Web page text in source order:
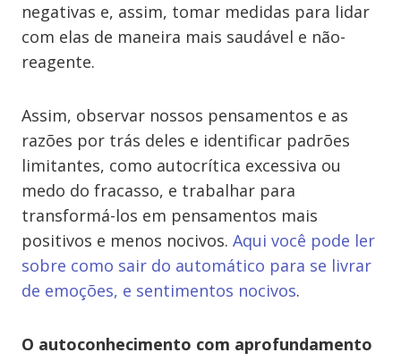
negativas e, assim, tomar medidas para lidar
com elas de maneira mais saudável e não-
reagente.
Assim, observar nossos pensamentos e as
razões por trás deles e identificar padrões
limitantes, como autocrítica excessiva ou
medo do fracasso, e trabalhar para
transformá-los em pensamentos mais
positivos e menos nocivos. Aqui você pode ler
sobre como sair do automático para se livrar
de emoções, e sentimentos nocivos.
O autoconhecimento com aprofundamento